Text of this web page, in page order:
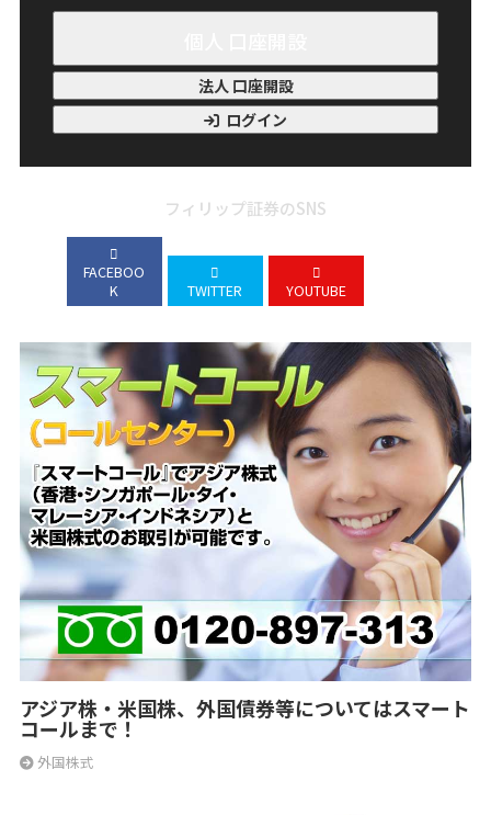
法人 口座開設
ログイン
フィリップ証券のSNS
FACEBOO
K
TWITTER YOUTUBE
アジア株・米国株、外国債券等についてはスマート
コールまで！
外国株式